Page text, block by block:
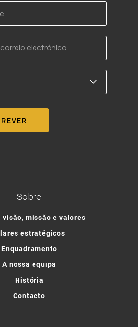
Sobre
visão, missão e valores
estratégicos
Enquadramento
A nossa equipa
História
Contacto